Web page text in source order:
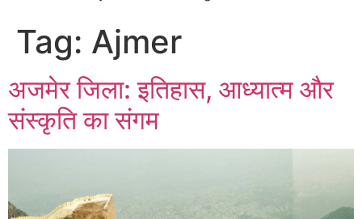
Tag: Ajmer
अजमेर जिला: इतिहास, आध्यात्म और
संस्कृति का संगम